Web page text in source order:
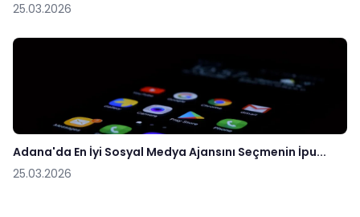
25.03.2026
Adana'da En İyi Sosyal Medya Ajansını Seçmenin İpu...
25.03.2026